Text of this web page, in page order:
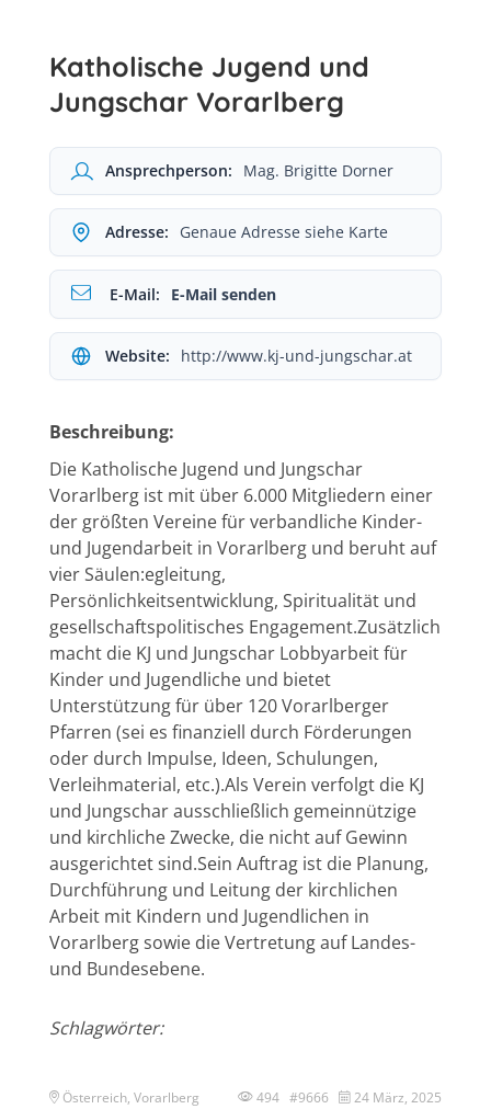
Katholische Jugend und
Jungschar Vorarlberg
Ansprechperson: Mag. Brigitte Dorner
Adresse: Genaue Adresse siehe Karte
E-Mail: E-Mail senden
Website: http://www.kj-und-jungschar.at
Beschreibung:
Die Katholische Jugend und Jungschar
Vorarlberg ist mit über 6.000 Mitgliedern einer
der größten Vereine für verbandliche Kinder-
und Jugendarbeit in Vorarlberg und beruht auf
vier Säulen:egleitung,
Persönlichkeitsentwicklung, Spiritualität und
gesellschaftspolitisches Engagement.Zusätzlich
macht die KJ und Jungschar Lobbyarbeit für
Kinder und Jugendliche und bietet
Unterstützung für über 120 Vorarlberger
Pfarren (sei es finanziell durch Förderungen
oder durch Impulse, Ideen, Schulungen,
Verleihmaterial, etc.).Als Verein verfolgt die KJ
und Jungschar ausschließlich gemeinnützige
und kirchliche Zwecke, die nicht auf Gewinn
ausgerichtet sind.Sein Auftrag ist die Planung,
Durchführung und Leitung der kirchlichen
Arbeit mit Kindern und Jugendlichen in
Vorarlberg sowie die Vertretung auf Landes-
und Bundesebene.
Schlagwörter:
Österreich, Vorarlberg 494 #9666 24 März, 2025